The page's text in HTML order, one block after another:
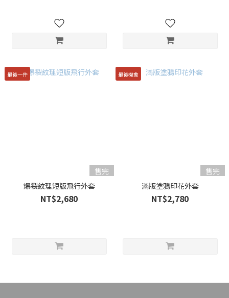
最後一件
售完
爆裂紋理短版飛行外套
NT$2,680
最後機會
售完
滿版塗鴉印花外套
NT$2,780